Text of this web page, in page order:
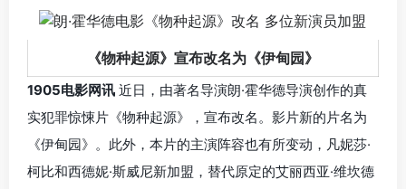
《物种起源》宣布改名为《伊甸园》
1905电影网讯 近日，由著名导演朗·霍华德导演创作的真
实犯罪惊悚片《物种起源》，宣布改名。影片新的片名为
《伊甸园》。此外，本片的主演阵容也有所变动，凡妮莎·
柯比和西德妮·斯威尼新加盟，替代原定的艾丽西亚·维坎德